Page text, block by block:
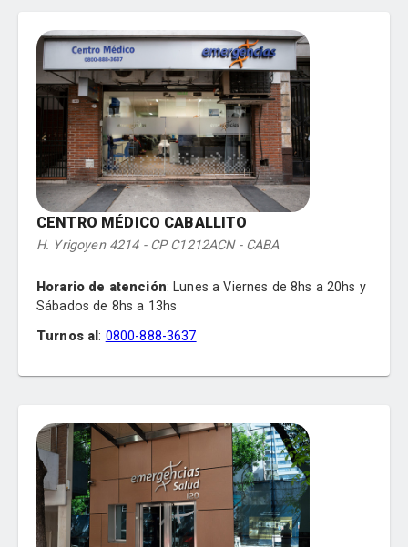
Ginecología
Pediatría
Dermatología
Endocrinología
Gastroenterología
Kinesiología
Neurología
Nutrición
Oftalmología
Traumatología
Urología
CENTRO MÉDICO CABALLITO
H. Yrigoyen 4214 - CP C1212ACN - CABA
Horario de atención: Lunes a Viernes de 8hs a 20hs y
Sábados de 8hs a 13hs
Turnos al: 0800-888-3637
Ginecología
Pediatría
Dermatología
Endocrinología
Gastroenterología
Kinesiología
Neurología